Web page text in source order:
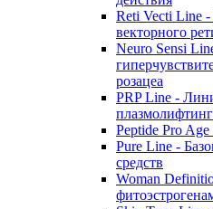
Reti Vecti Line
векторного
Neuro Sensi
розацеа
PRP Line -
Peptide Pro
Pure Line -
средств
Woman